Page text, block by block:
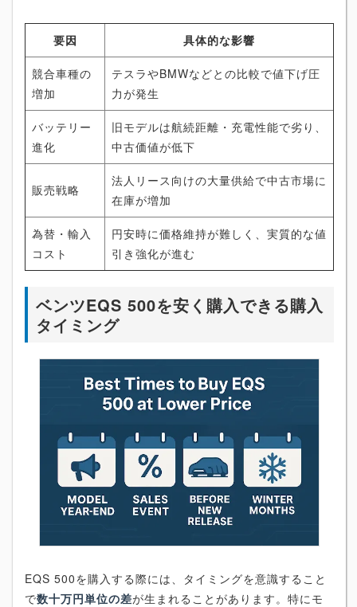
要因 具体的な影響
競合車種の
増加
テスラやBMWなどとの比較で値下げ圧
力が発生
バッテリー
進化
旧モデルは航続距離・充電性能で劣り、
中古価値が低下
販売戦略
法人リース向けの大量供給で中古市場に
在庫が増加
為替・輸入
コスト
円安時に価格維持が難しく、実質的な値
引き強化が進む
ベンツEQS 500を安く購入できる購入
タイミング
EQS 500を購入する際には、タイミングを意識すること
で数十万円単位の差が生まれることがあります。特にモ